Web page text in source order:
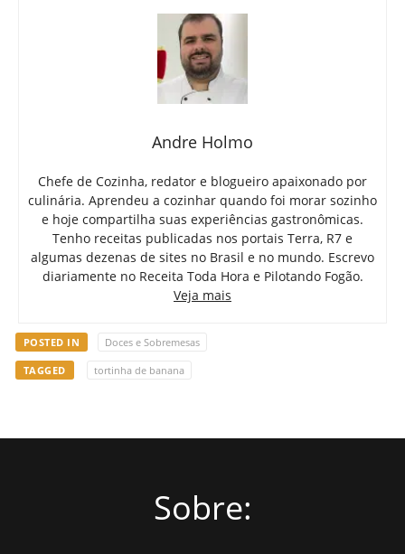
Andre Holmo
Chefe de Cozinha, redator e blogueiro apaixonado por
culinária. Aprendeu a cozinhar quando foi morar sozinho
e hoje compartilha suas experiências gastronômicas.
Tenho receitas publicadas nos portais Terra, R7 e
algumas dezenas de sites no Brasil e no mundo. Escrevo
diariamente no Receita Toda Hora e Pilotando Fogão.
Veja mais
POSTED IN Doces e Sobremesas
TAGGED tortinha de banana
Sobre: